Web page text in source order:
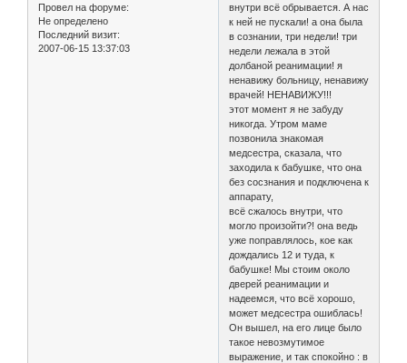
Провел на форуме:
Не определено
Последний визит:
2007-06-15 13:37:03
внутри всё обрывается. А нас
к ней не пускали! а она была
в сознании, три недели! три
недели лежала в этой
долбаной реанимации! я
ненавижу больницу, ненавижу
врачей! НЕНАВИЖУ!!!
этот момент я не забуду
никогда. Утром маме
позвонила знакомая
медсестра, сказала, что
заходила к бабушке, что она
без сосзнания и подключена к
аппарату,
всё сжалось внутри, что
могло произойти?! она ведь
уже поправлялось, кое как
дождались 12 и туда, к
бабушке! Мы стоим около
дверей реанимации и
надеемся, что всё хорошо,
может медсестра ошиблась!
Он вышел, на его лице было
такое невозмутимое
выражение, и так спокойно : в